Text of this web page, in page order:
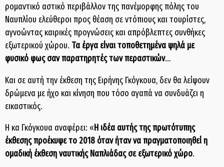
ρομαντικό αστικό περιβάλλον της πανέμορφης πόλης του
Ναυπλίου ελεύθεροι προς θέαση σε ντόπιους και τουρίστες,
αγνοώντας καιρικές προγνώσεις και απρόβλεπτες συνθήκες
εξωτερικού χώρου. Τα έργα είναι τοποθετημένα ψηλά με
φυσικό φως σαν παρατηρητές των περαστικών…
Και σε αυτή την έκθεση της Ειρήνης Γκόγκουα, δεν θα λείψουν
δρώμενα με ήχο και κίνηση που τόσο αγαπά να συνδυάζει η
εικαστικός.
Η κα Γκόγκουα αναφέρει: «Η ιδέα αυτής της πρωτότυπης
έκθεσης προέκυψε το 2018 όταν ήταν να πραγματοποιηθεί η
ομαδική έκθεση ναυτικής Ναπλιάδας σε εξωτερικό χώρο.